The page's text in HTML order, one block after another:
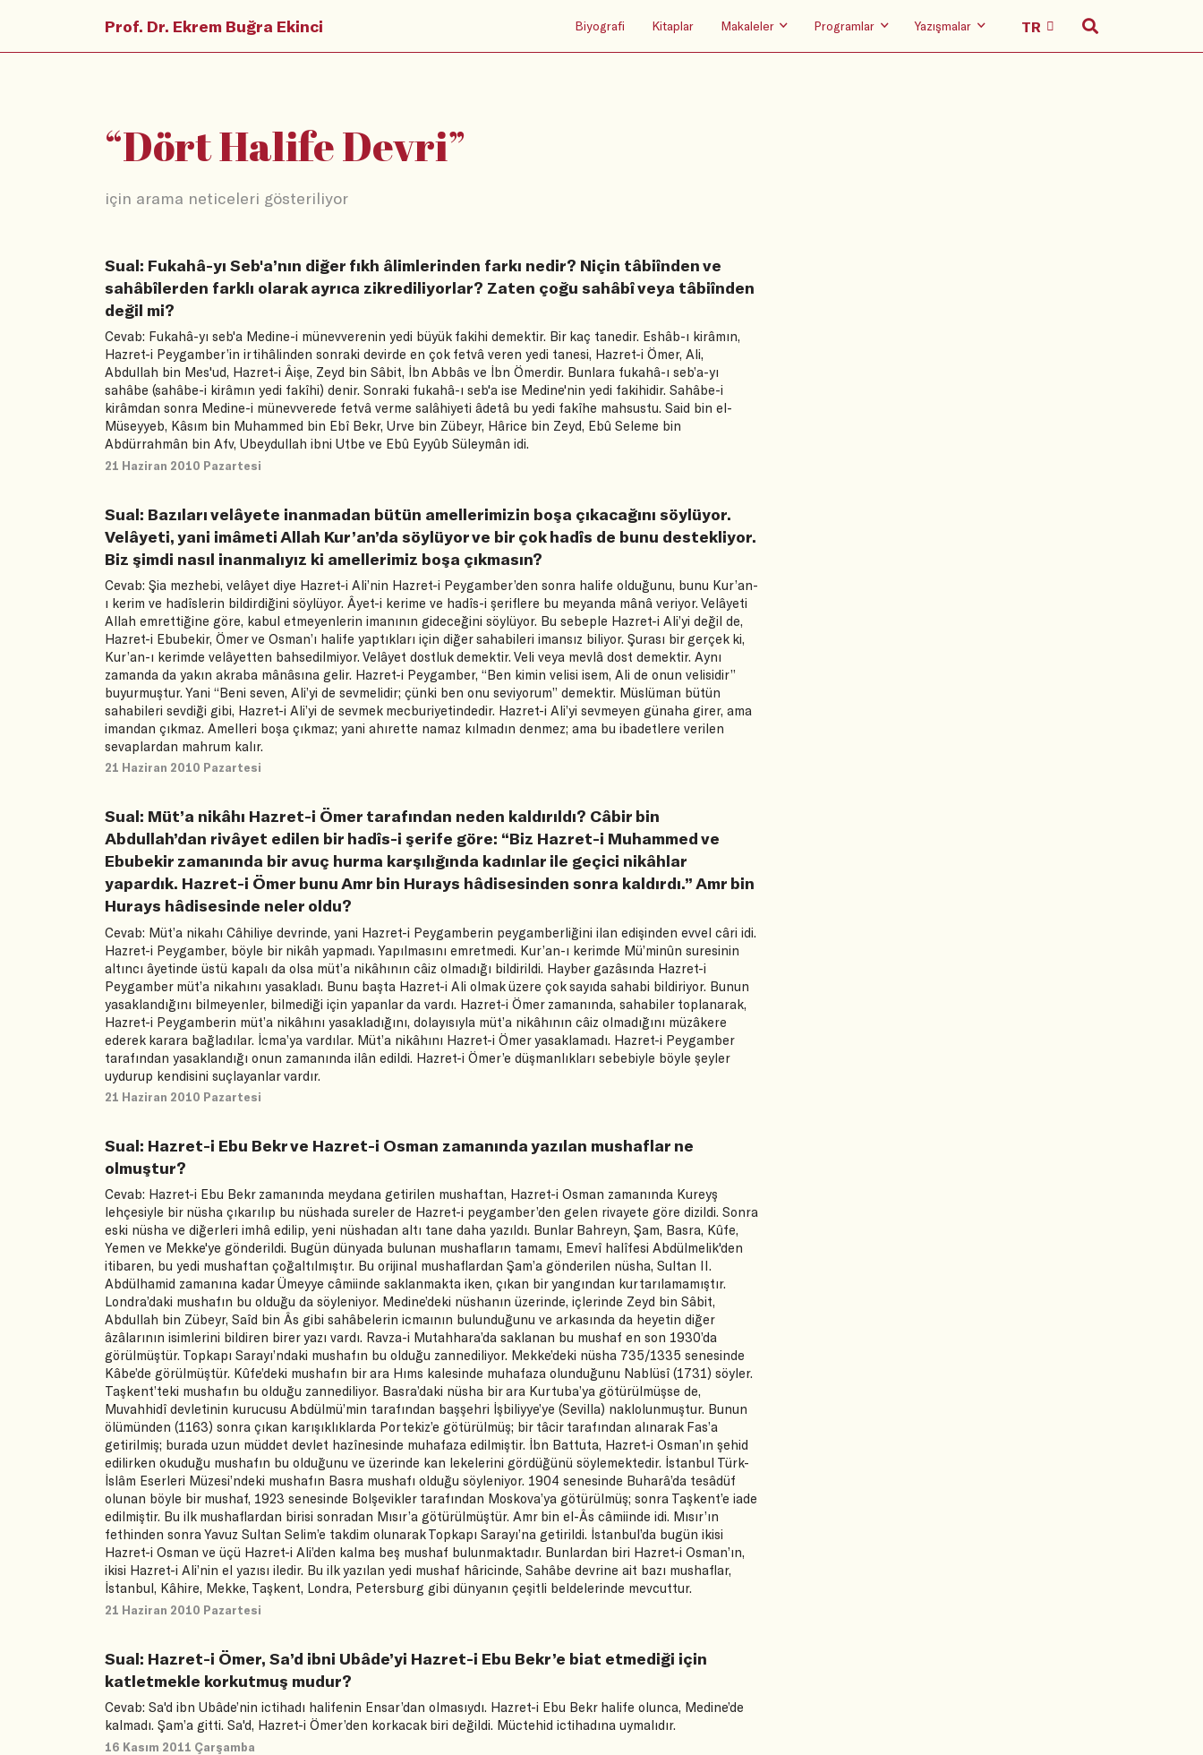
Prof. Dr. Ekrem Buğra Ekinci Biyografi Kitaplar Makaleler Programlar Yazışmalar
“Dört Halife Devri”
için arama neticeleri gösteriliyor
Sual: Fukahâ-yı Seb'a’nın diğer fıkh âlimlerinden farkı nedir? Niçin tâbiînden ve
sahâbîlerden farklı olarak ayrıca zikrediliyorlar? Zaten çoğu sahâbî veya tâbiînden
değil mi?
Cevab: Fukahâ-yı seb'a Medine-i münevverenin yedi büyük fakihi demektir. Bir kaç tanedir. Eshâb-ı kirâmın,
Hazret-i Peygamber’in irtihâlinden sonraki devirde en çok fetvâ veren yedi tanesi, Hazret-i Ömer, Ali,
Abdullah bin Mes'ud, Hazret-i Âişe, Zeyd bin Sâbit, İbn Abbâs ve İbn Ömerdir. Bunlara fukahâ-ı seb’a-yı
sahâbe (sahâbe-i kirâmın yedi fakîhi) denir. Sonraki fukahâ-ı seb'a ise Medine'nin yedi fakihidir. Sahâbe-i
kirâmdan sonra Medine-i münevverede fetvâ verme salâhiyeti âdetâ bu yedi fakîhe mahsustu. Said bin el-
Müseyyeb, Kâsım bin Muhammed bin Ebî Bekr, Urve bin Zübeyr, Hârice bin Zeyd, Ebû Seleme bin
Abdürrahmân bin Afv, Ubeydullah ibni Utbe ve Ebû Eyyûb Süleymân idi.
21 Haziran 2010 Pazartesi
Sual: Bazıları velâyete inanmadan bütün amellerimizin boşa çıkacağını söylüyor.
Velâyeti, yani imâmeti Allah Kur’an’da söylüyor ve bir çok hadîs de bunu destekliyor.
Biz şimdi nasıl inanmalıyız ki amellerimiz boşa çıkmasın?
Cevab: Şia mezhebi, velâyet diye Hazret-i Ali’nin Hazret-i Peygamber’den sonra halife olduğunu, bunu Kur’an-
ı kerim ve hadîslerin bildirdiğini söylüyor. Âyet-i kerime ve hadîs-i şeriflere bu meyanda mânâ veriyor. Velâyeti
Allah emrettiğine göre, kabul etmeyenlerin imanının gideceğini söylüyor. Bu sebeple Hazret-i Ali’yi değil de,
Hazret-i Ebubekir, Ömer ve Osman’ı halife yaptıkları için diğer sahabileri imansız biliyor. Şurası bir gerçek ki,
Kur’an-ı kerimde velâyetten bahsedilmiyor. Velâyet dostluk demektir. Veli veya mevlâ dost demektir. Aynı
zamanda da yakın akraba mânâsına gelir. Hazret-i Peygamber, “Ben kimin velisi isem, Ali de onun velisidir”
buyurmuştur. Yani “Beni seven, Ali’yi de sevmelidir; çünki ben onu seviyorum” demektir. Müslüman bütün
sahabileri sevdiği gibi, Hazret-i Ali’yi de sevmek mecburiyetindedir. Hazret-i Ali’yi sevmeyen günaha girer, ama
imandan çıkmaz. Amelleri boşa çıkmaz; yani ahırette namaz kılmadın denmez; ama bu ibadetlere verilen
sevaplardan mahrum kalır.
21 Haziran 2010 Pazartesi
Sual: Müt’a nikâhı Hazret-i Ömer tarafından neden kaldırıldı? Câbir bin
Abdullah’dan rivâyet edilen bir hadîs-i şerife göre: “Biz Hazret-i Muhammed ve
Ebubekir zamanında bir avuç hurma karşılığında kadınlar ile geçici nikâhlar
yapardık. Hazret-i Ömer bunu Amr bin Hurays hâdisesinden sonra kaldırdı.” Amr bin
Hurays hâdisesinde neler oldu?
Cevab: Müt’a nikahı Câhiliye devrinde, yani Hazret-i Peygamberin peygamberliğini ilan edişinden evvel câri idi.
Hazret-i Peygamber, böyle bir nikâh yapmadı. Yapılmasını emretmedi. Kur’an-ı kerimde Mü’minûn suresinin
altıncı âyetinde üstü kapalı da olsa müt’a nikâhının câiz olmadığı bildirildi. Hayber gazâsında Hazret-i
Peygamber müt’a nikahını yasakladı. Bunu başta Hazret-i Ali olmak üzere çok sayıda sahabi bildiriyor. Bunun
yasaklandığını bilmeyenler, bilmediği için yapanlar da vardı. Hazret-i Ömer zamanında, sahabiler toplanarak,
Hazret-i Peygamberin müt’a nikâhını yasakladığını, dolayısıyla müt’a nikâhının câiz olmadığını müzâkere
ederek karara bağladılar. İcma’ya vardılar. Müt’a nikâhını Hazret-i Ömer yasaklamadı. Hazret-i Peygamber
tarafından yasaklandığı onun zamanında ilân edildi. Hazret-i Ömer’e düşmanlıkları sebebiyle böyle şeyler
uydurup kendisini suçlayanlar vardır.
21 Haziran 2010 Pazartesi
Sual: Hazret-i Ebu Bekr ve Hazret-i Osman zamanında yazılan mushaflar ne
olmuştur?
Cevab: Hazret-i Ebu Bekr zamanında meydana getirilen mushaftan, Hazret-i Osman zamanında Kureyş
lehçesiyle bir nüsha çıkarılıp bu nüshada sureler de Hazret-i peygamber’den gelen rivayete göre dizildi. Sonra
eski nüsha ve diğerleri imhâ edilip, yeni nüshadan altı tane daha yazıldı. Bunlar Bahreyn, Şam, Basra, Kûfe,
Yemen ve Mekke'ye gönderildi. Bugün dünyada bulunan mushafların tamamı, Emevî halîfesi Abdülmelik'den
itibaren, bu yedi mushaftan çoğaltılmıştır. Bu orijinal mushaflardan Şam’a gönderilen nüsha, Sultan II.
Abdülhamid zamanına kadar Ümeyye câmiinde saklanmakta iken, çıkan bir yangından kurtarılamamıştır.
Londra’daki mushafın bu olduğu da söyleniyor. Medine’deki nüshanın üzerinde, içlerinde Zeyd bin Sâbit,
Abdullah bin Zübeyr, Saîd bin Âs gibi sahâbelerin icmaının bulunduğunu ve arkasında da heyetin diğer
âzâlarının isimlerini bildiren birer yazı vardı. Ravza-i Mutahhara’da saklanan bu mushaf en son 1930’da
görülmüştür. Topkapı Sarayı’ndaki mushafın bu olduğu zannediliyor. Mekke’deki nüsha 735/1335 senesinde
Kâbe’de görülmüştür. Kûfe’deki mushafın bir ara Hıms kalesinde muhafaza olunduğunu Nablüsî (1731) söyler.
Taşkent’teki mushafın bu olduğu zannediliyor. Basra’daki nüsha bir ara Kurtuba’ya götürülmüşse de,
Muvahhidî devletinin kurucusu Abdülmü’min tarafından başşehri İşbiliyye’ye (Sevilla) naklolunmuştur. Bunun
ölümünden (1163) sonra çıkan karışıklıklarda Portekiz’e götürülmüş; bir tâcir tarafından alınarak Fas’a
getirilmiş; burada uzun müddet devlet hazînesinde muhafaza edilmiştir. İbn Battuta, Hazret-i Osman’ın şehid
edilirken okuduğu mushafın bu olduğunu ve üzerinde kan lekelerini gördüğünü söylemektedir. İstanbul Türk-
İslâm Eserleri Müzesi’ndeki mushafın Basra mushafı olduğu söyleniyor. 1904 senesinde Buharâ’da tesâdüf
olunan böyle bir mushaf, 1923 senesinde Bolşevikler tarafından Moskova’ya götürülmüş; sonra Taşkent’e iade
edilmiştir. Bu ilk mushaflardan birisi sonradan Mısır’a götürülmüştür. Amr bin el-Âs câmiinde idi. Mısır’ın
fethinden sonra Yavuz Sultan Selim’e takdim olunarak Topkapı Sarayı’na getirildi. İstanbul’da bugün ikisi
Hazret-i Osman ve üçü Hazret-i Ali’den kalma beş mushaf bulunmaktadır. Bunlardan biri Hazret-i Osman’ın,
ikisi Hazret-i Ali’nin el yazısı iledir. Bu ilk yazılan yedi mushaf hâricinde, Sahâbe devrine ait bazı mushaflar,
İstanbul, Kâhire, Mekke, Taşkent, Londra, Petersburg gibi dünyanın çeşitli beldelerinde mevcuttur.
21 Haziran 2010 Pazartesi
Sual: Hazret-i Ömer, Sa’d ibni Ubâde’yi Hazret-i Ebu Bekr’e biat etmediği için
katletmekle korkutmuş mudur?
Cevab: Sa'd ibn Ubâde’nin ictihadı halifenin Ensar’dan olmasıydı. Hazret-i Ebu Bekr halife olunca, Medine’de
kalmadı. Şam’a gitti. Sa'd, Hazret-i Ömer’den korkacak biri değildi. Müctehid ictihadına uymalıdır.
16 Kasım 2011 Çarşamba